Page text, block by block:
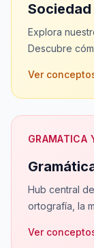
Explora
Descubre
Ver
GRAMATICA
Hub central
ortografía, la
Ver